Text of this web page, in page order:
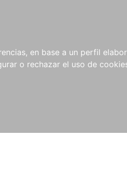
en base a un perfil
o rechazar el uso de
NOVEDADES NOTICIAS